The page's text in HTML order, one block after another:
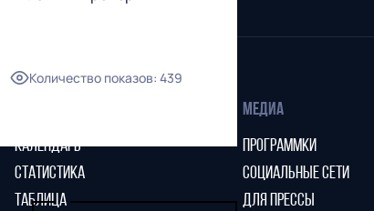
Количество показов: 439
КАЛЕНДАРЬ
СТАТИСТИКА
ТАБЛИЦА
МЕДИА
ПРОГРАММКИ
СОЦИАЛЬНЫЕ СЕТИ
ДЛЯ ПРЕССЫ